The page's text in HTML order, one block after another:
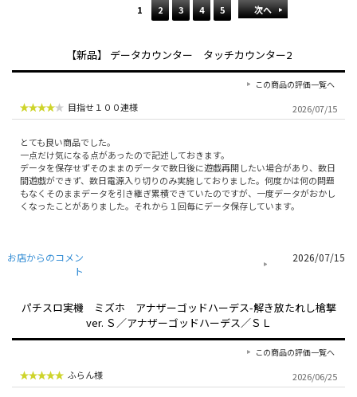
1
2 3 4 5 次へ
【新品】 データカウンター タッチカウンター2
この商品の評価一覧へ
目指せ１００連様 2026/07/15
とても良い商品でした。
一点だけ気になる点があったので記述しておきます。
データを保存せずそのままのデータで数日後に遊戯再開したい場合があり、数日
間遊戯ができず、数日電源入り切りのみ実施しておりました。何度かは何の問題
もなくそのままデータを引き継ぎ累積できていたのですが、一度データがおかし
くなったことがありました。それから１回毎にデータ保存しています。
お店からのコメン
ト
2026/07/15
パチスロ実機 ミズホ アナザーゴッドハーデス-解き放たれし槍撃
ver. Ｓ／アナザーゴッドハーデス／ＳＬ
この商品の評価一覧へ
ふらん様 2026/06/25